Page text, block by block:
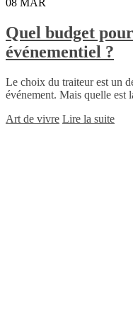
Quel budget
événementiel ?
Le choix du traiteur est un
événement. Mais quelle est
Art de vivre Lire la suite